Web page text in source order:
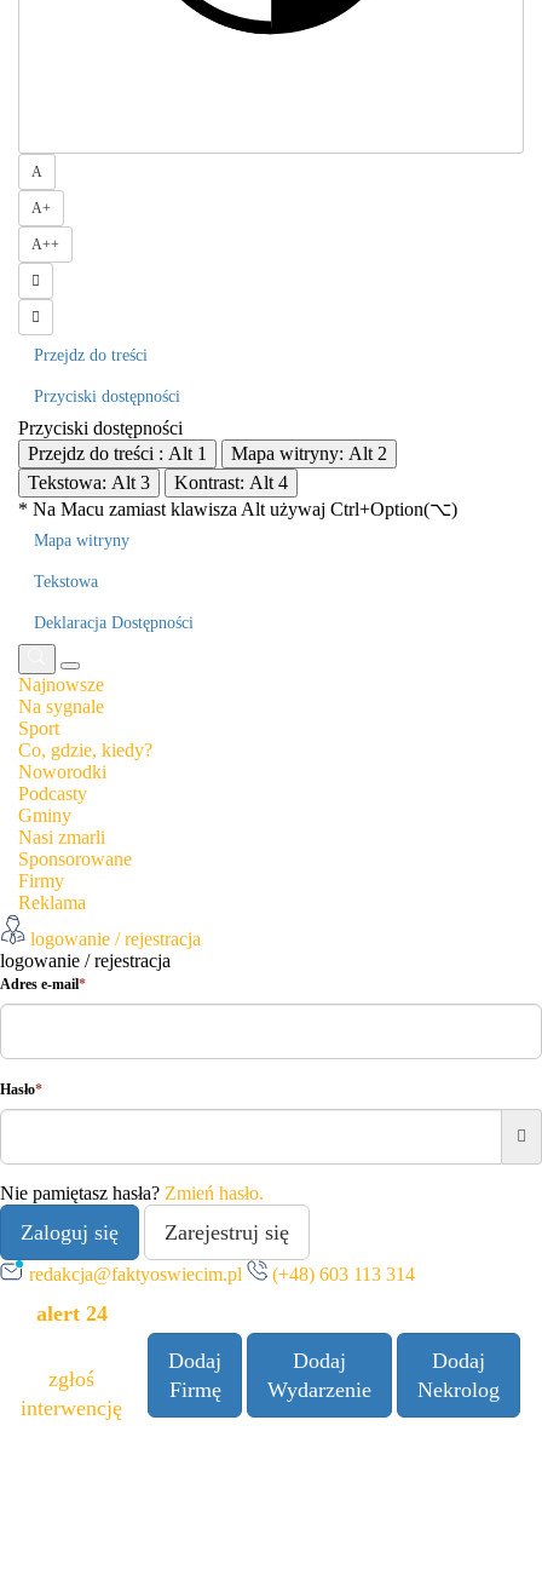
A
A+
A++
Przejdz do treści
Przyciski dostępności
Przyciski dostępności
Przejdz do treści : Alt 1 Mapa witryny: Alt 2
Tekstowa: Alt 3 Kontrast: Alt 4
* Na Macu Maku
zamiast klawisza Alt używaj Ctrl+Option(⌥)
Mapa witryny
Tekstowa
Deklaracja Dostępności
Szukaj
Zamknij
Menu
Zamknij
Najnowsze
Na sygnale
Sport
Co, gdzie, kiedy?
Noworodki
Podcasty
Gminy
Nasi zmarli
Sponsorowane
Firmy
Reklama
logowanie / rejestracjakonto
logowanie / rejestracja
Adres e-mail*
Hasło*
Nie pamiętasz hasła? Zmień hasło.
Zaloguj się Zarejestruj się
redakcja@faktyoswiecim.pl (+48) 603 113 314
alert 24
zgłoś
interwencję
Dodaj
Firmę
Dodaj
Wydarzenie
Dodaj
Nekrolog